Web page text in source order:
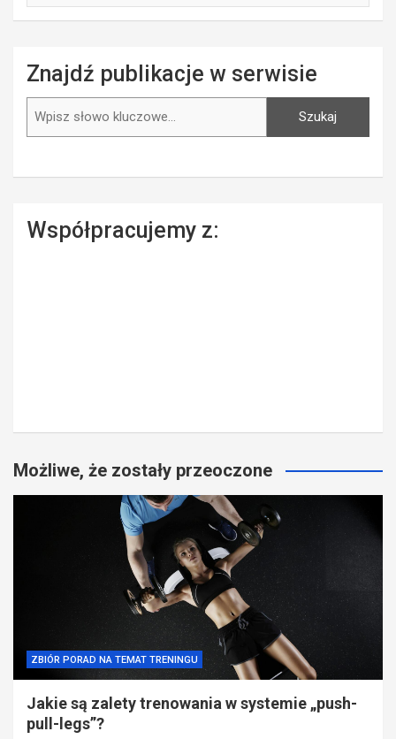
Znajdź publikacje w serwisie
Szukaj
Współpracujemy z:
Możliwe, że zostały przeoczone
ZBIÓR PORAD NA TEMAT TRENINGU
Jakie są zalety trenowania w systemie „push-
pull-legs”?